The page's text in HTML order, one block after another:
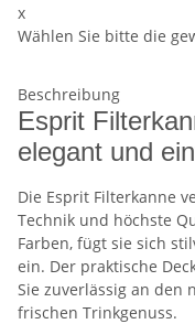
x
Wählen Sie bitte die
Beschreibung
Esprit
elegant und
Die Esprit Filterkanne
Technik und höchste
Farben, fügt sie sich
ein. Der praktische
Sie zuverlässig an den
frischen Trinkgenuss.